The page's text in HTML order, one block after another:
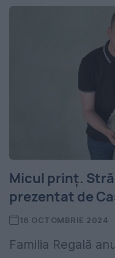
Micul prinț.
prezentat de
16 OCTOMBRIE 2024
Familia Regală